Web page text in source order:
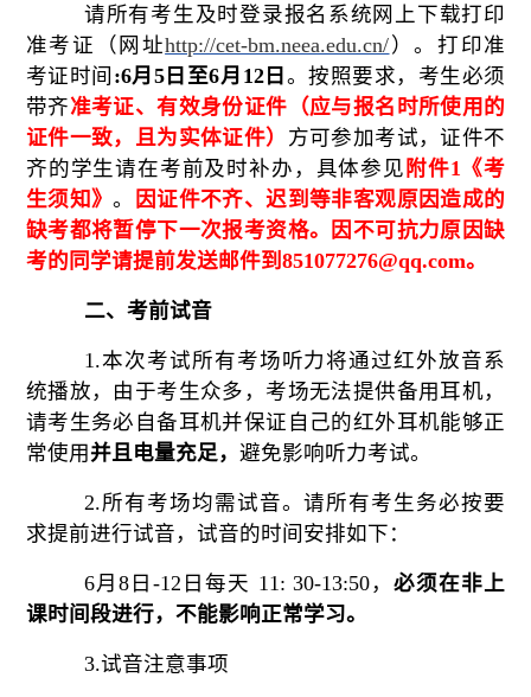
请所有考生及时登录报名系统网上下载打印
准考证（网址http://cet-bm.neea.edu.cn/）。打印准
考证时间 :6月5日至6月12日 。按照要求，考生必须
带齐准考证、有效身份证件（应与报名时所使用的
证件一致，且为实体证件） 方可参加考试，证件不
齐的学生请在考前及时补办，具体参见 附件1《考
生须知》。
因证件不齐、迟到等非客观原因造成的
缺考都将暂停下一次报考资格。
因不可抗力原因缺
考的同学请提前发送邮件到 851077276@qq.com。
二、考前试音
1.本次考试所有考场听力将通过红外放音系
统播放，由于考生众多，考场无法提供备用耳机，
请考生务必自备耳机并保证自己的红外耳机能够正
常使用并且电量充足， 避免影响听力考试。
2.所有考场均需试音。请所有考生务必按要
求提前进行试音，试音的时间安排如下：
6月8日-12日每天 11: 30-13:50， 必须在非上
课时间段进行，不能影响正常学习。
3.试音注意事项